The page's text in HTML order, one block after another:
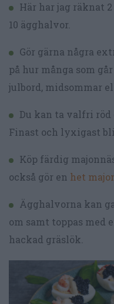
Här har jag räknat
10 ägghalvor.
Gör gärna några
på hur många som
julbord, midsommar
Du kan ta valfri
Finast och lyxigast
Köp färdig
också gör en het
Ägghalvorna kan
om samt toppas
hackad gräslök.